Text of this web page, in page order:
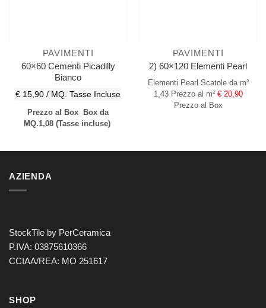
PAVIMENTI
60×60 Cementi Picadilly
Bianco
€ 15,90 / MQ. Tasse Incluse
Prezzo al Box Box da
MQ.1,08 (Tasse incluse)
PAVIMENTI
2) 60×120 Elementi Pearl
Elementi Pearl Scatole da m²
1,43 Prezzo al m² € 20,90
Prezzo al Box
AZIENDA
StockTile by PerCeramica
P.IVA: 03875610366
CCIAA/REA: MO 251617
SHOP